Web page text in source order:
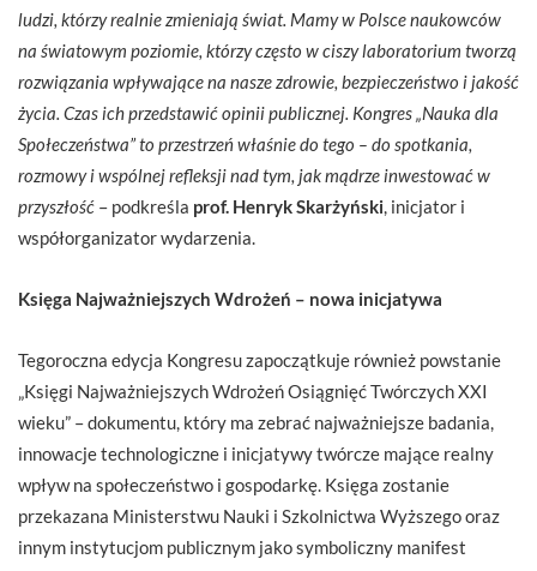
ludzi, którzy realnie zmieniają świat. Mamy w Polsce naukowców
na światowym poziomie, którzy często w ciszy laboratorium tworzą
rozwiązania wpływające na nasze zdrowie, bezpieczeństwo i jakość
życia. Czas ich przedstawić opinii publicznej. Kongres „Nauka dla
Społeczeństwa” to przestrzeń właśnie do tego – do spotkania,
rozmowy i wspólnej refleksji nad tym, jak mądrze inwestować w
przyszłość – podkreśla prof. Henryk Skarżyński , inicjator i
współorganizator wydarzenia.
Księga Najważniejszych Wdrożeń – nowa inicjatywa
Tegoroczna edycja Kongresu zapoczątkuje również powstanie
„Księgi Najważniejszych Wdrożeń Osiągnięć Twórczych XXI
wieku” – dokumentu, który ma zebrać najważniejsze badania,
innowacje technologiczne i inicjatywy twórcze mające realny
wpływ na społeczeństwo i gospodarkę. Księga zostanie
przekazana Ministerstwu Nauki i Szkolnictwa Wyższego oraz
innym instytucjom publicznym jako symboliczny manifest